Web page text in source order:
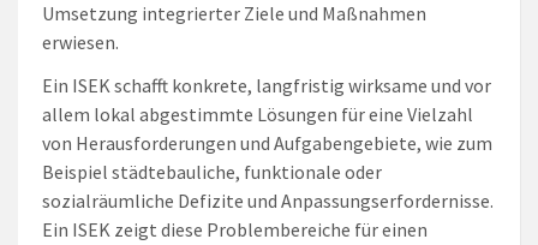
Umsetzung integrierter Ziele und Maßnahmen
erwiesen.
Ein ISEK schafft konkrete, langfristig wirksame und vor
allem lokal abgestimmte Lösungen für eine Vielzahl
von Herausforderungen und Aufgabengebiete, wie zum
Beispiel städtebauliche, funktionale oder
sozialräumliche Defizite und Anpassungserfordernisse.
Ein ISEK zeigt diese Problembereiche für einen